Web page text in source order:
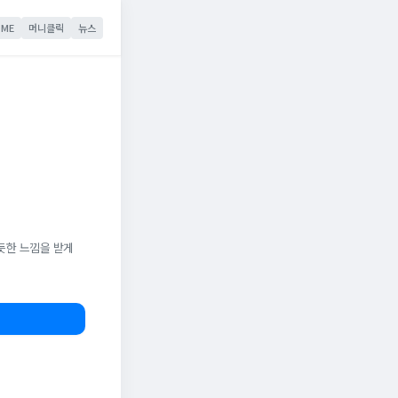
머니클릭 뉴스
한 느낌을 받게